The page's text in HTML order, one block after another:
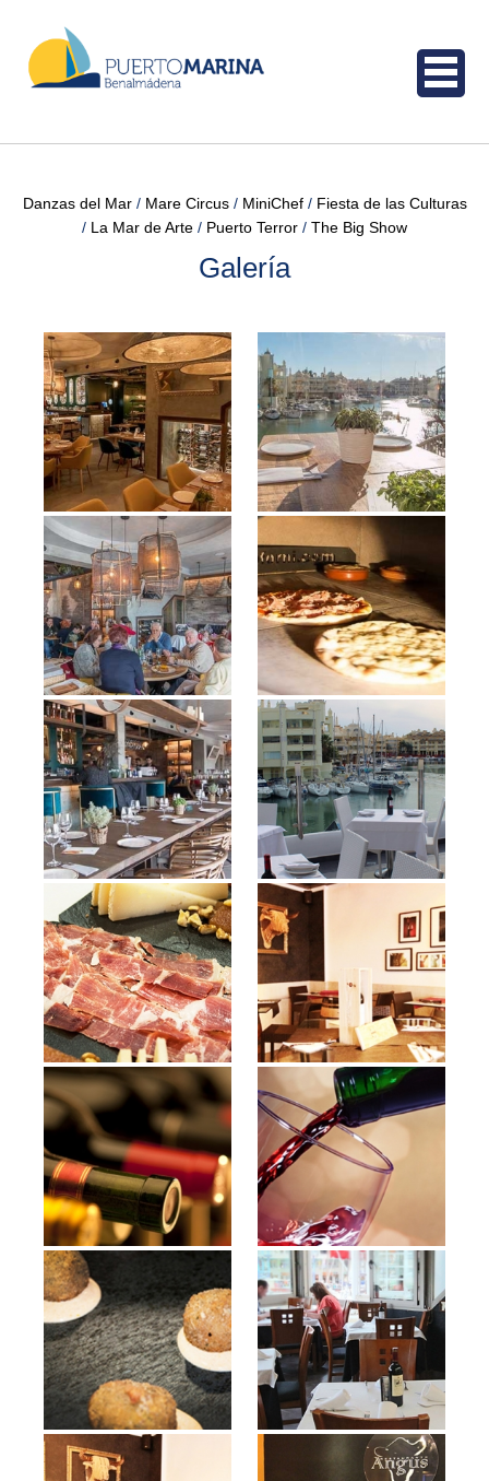
Danzas del Mar Mare Circus MiniChef
Fiesta de las Culturas
La Mar de Arte
Puerto Terror The Big Show
Galería